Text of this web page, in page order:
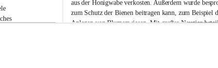
r
s
aus der Honigwabe verkosten. Außerdem wurde
zum Schutz der Bienen beitragen kann, zum Beispiel
Anlegen von Blumenwiesen. Mit großer Neugier